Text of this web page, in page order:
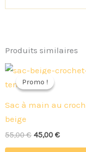
Produits similaires
Promo !
Promo !
Sac à main au
beige
55,00€
prix
initial
55,00 €.
45,00 €
45,00